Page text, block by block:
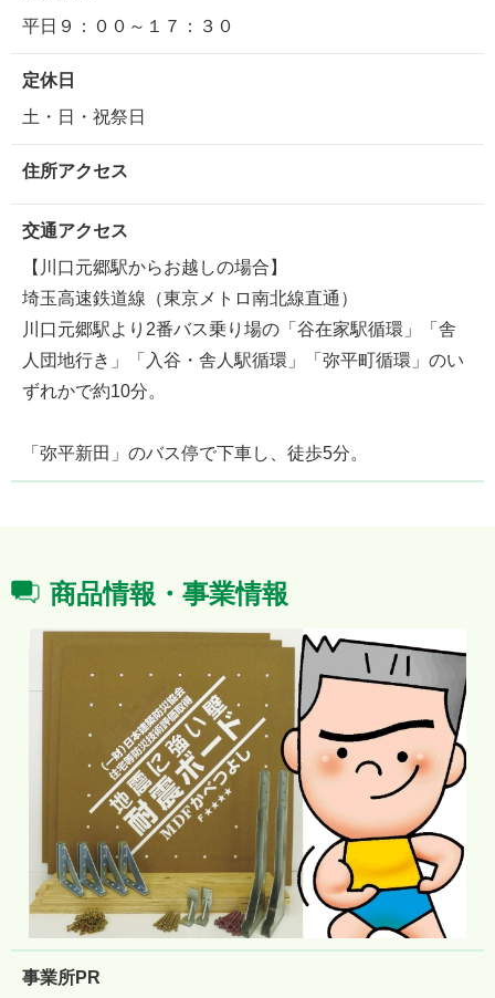
平日９：００～１７：３０
定休日
土・日・祝祭日
住所アクセス
交通アクセス
【川口元郷駅からお越しの場合】
埼玉高速鉄道線（東京メトロ南北線直通）
川口元郷駅より2番バス乗り場の「谷在家駅循環」「舎
人団地行き」「入谷・舎人駅循環」「弥平町循環」のい
ずれかで約10分。
「弥平新田」のバス停で下車し、徒歩5分。
商品情報・事業情報
事業所PR